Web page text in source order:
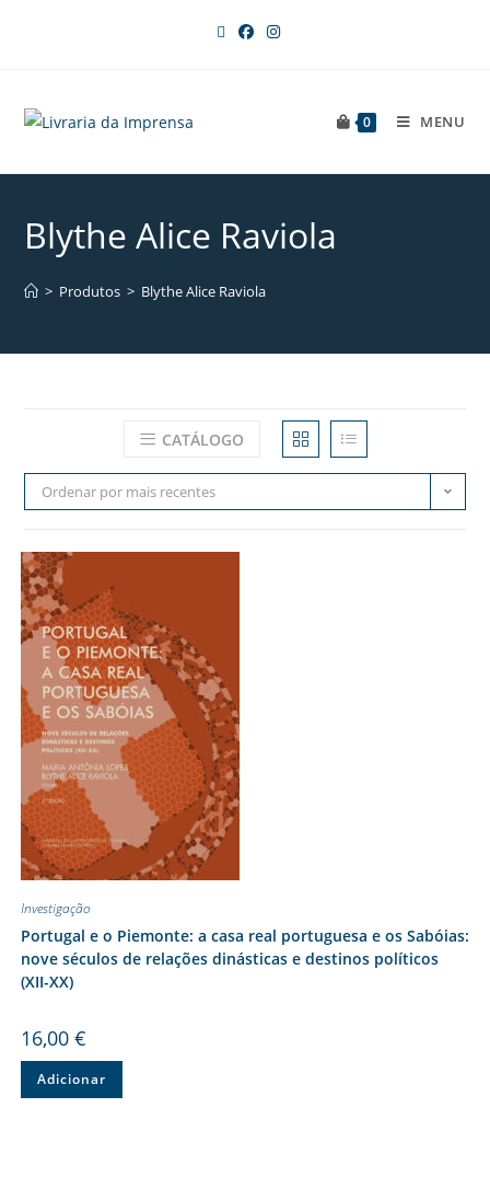
0 MENU
Blythe Alice Raviola
> Produtos > Blythe Alice Raviola
CATÁLOGO
Ordenar por mais recentes
Investigação
Portugal e o Piemonte: a casa real portuguesa e os Sabóias:
nove séculos de relações dinásticas e destinos políticos
(XII-XX)
16,00 €
Adicionar